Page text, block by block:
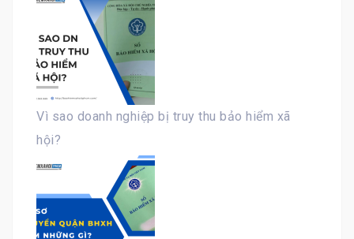
Vì sao doanh nghiệp bị truy thu bảo hiểm xã
hội?